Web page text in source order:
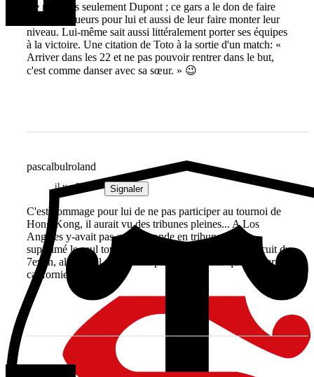
Ce n'est pas seulement Dupont ; ce gars a le don de faire
jouer les joueurs pour lui et aussi de leur faire monter leur
niveau. Lui-même sait aussi littéralement porter ses équipes
à la victoire. Une citation de Toto à la sortie d'un match: «
Arriver dans les 22 et ne pas pouvoir rentrer dans le but,
c'est comme danser avec sa sœur. » 😉
pascalbulroland
il y a 2 ans Signaler
C'est dommage pour lui de ne pas participer au tournoi de
Hong Kong, il aurait vu des tribunes pleines... A Los
Angeles y-avait pas grand monde en tribune. On a
supprimé le seul tournoi qu'il y avait en France du circuit du
7even, alors qu'il remplissait plus les tribunes que le tournoi
californien...j'dis ça